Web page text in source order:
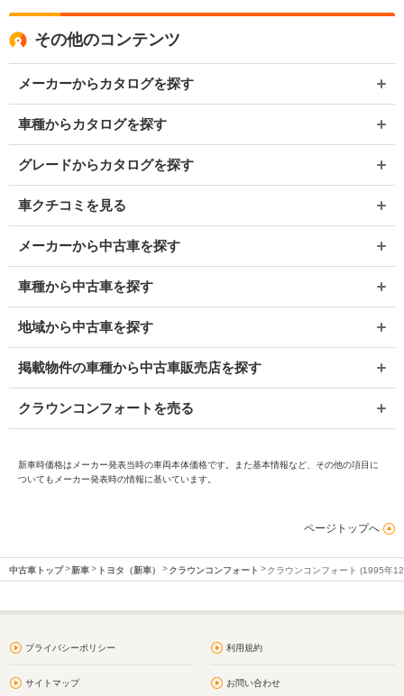
その他のコンテンツ
メーカーからカタログを探す
車種からカタログを探す
グレードからカタログを探す
車クチコミを見る
メーカーから中古車を探す
車種から中古車を探す
地域から中古車を探す
掲載物件の車種から中古車販売店を探す
クラウンコンフォートを売る
新車時価格はメーカー発表当時の車両本体価格です。また基本情報など、その他の項目に
ついてもメーカー発表時の情報に基いています。
ページトップへ
中古車トップ 新車 トヨタ（新車） クラウンコンフォート クラウンコンフォート (1995年
プライバシーポリシー 利用規約
サイトマップ お問い合わせ